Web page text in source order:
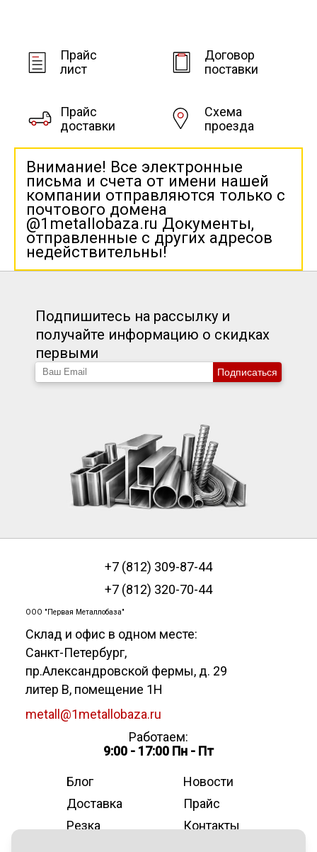
Прайс
лист
Договор
поставки
Прайс
доставки
Схема
проезда
Внимание! Все электронные
письма и счета от имени нашей
компании отправляются только с
почтового домена
@1metallobaza.ru Документы,
отправленные с других адресов
недействительны!
Подпишитесь на рассылку и
получайте информацию о скидках
первыми
Подписаться
+7 (812) 309-87-44
+7 (812) 320-70-44
ООО "Первая Металлобаза"
Склад и офис в одном месте:
Санкт-Петербург,
пр.Александровской фермы, д. 29
литер В, помещение 1Н
metall@1metallobaza.ru
Работаем:
9:00 - 17:00 Пн - Пт
Блог
Новости
Доставка
Прайс
Резка
Контакты